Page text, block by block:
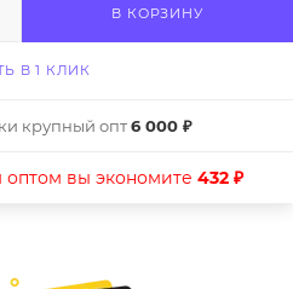
В КОРЗИНУ
В 1 КЛИК
крупный опт6 000 ₽
вы экономите 432 ₽